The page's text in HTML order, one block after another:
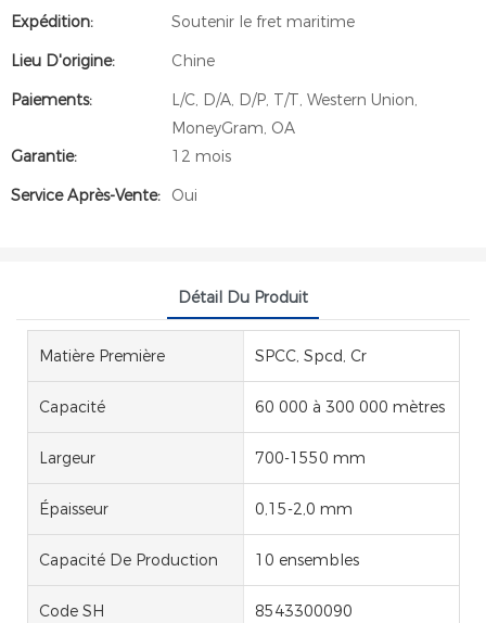
Expédition:
Soutenir le fret maritime
Lieu D'origine:
Chine
Paiements:
L/C, D/A, D/P, T/T, Western Union,
MoneyGram, OA
Garantie:
12 mois
Service Après-Vente:
Oui
Détail Du Produit
Matière Première SPCC, Spcd, Cr
Capacité 60 000 à 300 000 mètres
Largeur 700-1550 mm
Épaisseur 0,15-2,0 mm
Capacité De Production 10 ensembles
Code SH 8543300090